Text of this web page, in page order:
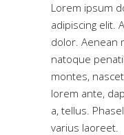
Lorem ipsum
adipiscing elit.
dolor. Aenean
natoque
montes,
lorem ante,
a, tellus.
varius laoreet.